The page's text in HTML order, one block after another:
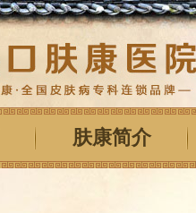
肤康简介